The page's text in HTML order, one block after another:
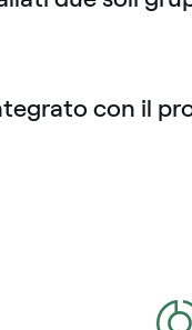
con il